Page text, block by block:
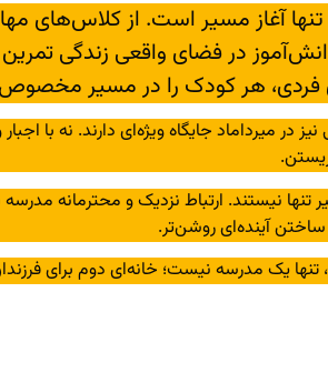
تنها آغاز مسیر است. از کلاس‌های
در فضای واقعی زندگی تمرین
فردی، هر کودک را در مسیر
در میرداماد جایگاه ویژه‌ای دارند. نه با
تنها نیستند. ارتباط نزدیک و محترمانه
آینده‌ای روشن‌تر.
تنها یک مدرسه نیست؛ خانه‌ای دوم برای